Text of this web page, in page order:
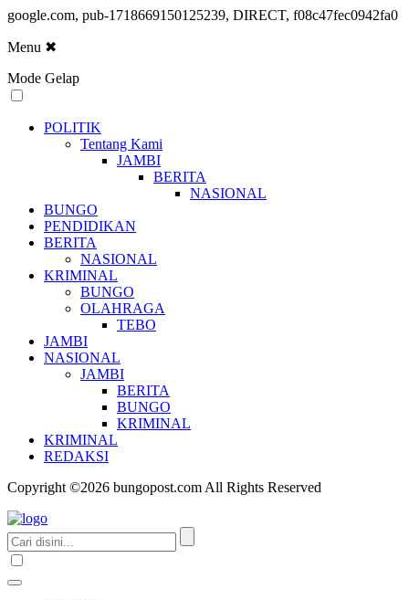
google.com, pub-1718669150125239, DIRECT, f08c47fec0942fa0
Menu ✖
Mode Gelap
POLITIK
Tentang Kami
JAMBI
BERITA
NASIONAL
BUNGO
PENDIDIKAN
BERITA
NASIONAL
KRIMINAL
BUNGO
OLAHRAGA
TEBO
JAMBI
NASIONAL
JAMBI
BERITA
BUNGO
KRIMINAL
KRIMINAL
REDAKSI
Copyright ©2026 bungopost.com All Rights Reserved